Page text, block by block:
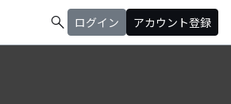
search ログイン アカウント登録